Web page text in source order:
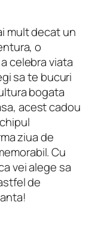
mult decat un
o
celebra viata
sa te bucuri
bogata
acest cadou
ziua de
Cu
vei alege sa
de